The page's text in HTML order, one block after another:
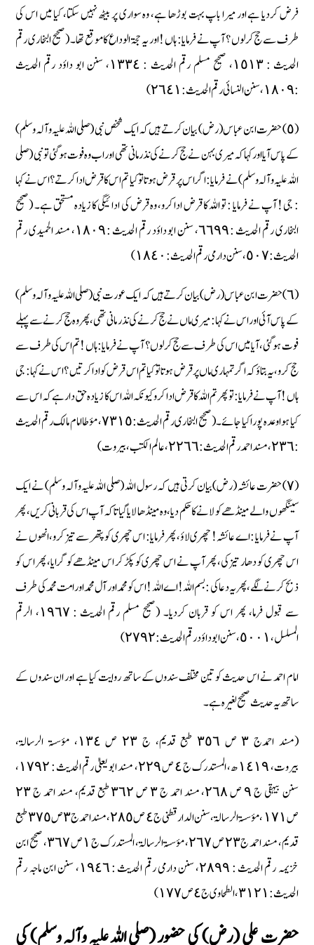
فرض کردیا ہے اور میرا باپ بہت بوڑھا ہے، وہ سواری پر بیٹھ نہیں سکتا، کیا میں اس کی
طرف سے حج کرلوں ؟ آپ نے فرمایا : ہاں ! اور یہ حجۃ الوداع کا موقع تھا۔ ( صحیح البخاری رقم
الحدیث : ١٥١٣، صحیح مسلم رقم الحدیث : ١٣٣٤، سنن ابو داؤد رقم الحدیث
: ١٨٠٩، سنن النسائی رقم الحدیث : ٢٦٤١ )
(٥) حضرت ابن عباس (رض) بیان کرتے ہیں کہ ایک شخص نبی (صلی اللہ علیہ وآلہ وسلم)
کے پاس آیا اور کہا کہ میری بہن نے حج کرنے کی نذر مانی تھی اور اب وہ فوت ہوگئی تو نبی (صلی
اللہ علیہ وآلہ وسلم) نے فرمایا : اگر اس پر قرض ہوتا تو کیا تم اس کا قرض ادا کرتے ؟ اس نے کہا
: جی ! آپ نے فرمایا : تو اللہ کا قرض ادا کرو، وہ قرض کی ادائیگی کا زیادہ مستحق ہے۔ (صحیح
البخاری رقم الحدیث : ٦٦٩٩، سنن ابو داؤد رقم الحدیث : ١٨٠٩، مسند الحمیدی رقم
الحدیث : ٥٠٧، سنن دارمی رقم الحدیث : ١٨٤٠ )
(٦) حضرت ابن عباس (رض) بیان کرتے ہیں کہ ایک عورت نبی (صلی اللہ علیہ وآلہ وسلم)
کے پاس آئی اور اس نے کہا : میری ماں نے حج کرنے کی نذر مانی تھی، پھر وہ حج کرنے سے پہلے
فوت ہوگئی، آیا میں اس کی طرف سے حج کرلوں ؟ آپ نے فرمایا : ہاں ! تم اس کی طرف سے
حج کرو، یہ بتاؤ کہ اگر تمہاری ماں پر قرض ہوتا تو کیا تم اس قرض کو ادا کرتیں ؟ اس نے کہا : جی
ہاں ! آپ نے فرمایا : تو پھر تم اللہ کا قرض ادا کرو کیونکہ اللہ اس کا زیادہ حق دار ہے کہ اس سے
کیا ہوا وعدہ پورا کیا جائے۔ ( صحیح البخاری رقم الحدیث : ٧٣١٥، مؤطا امام مالک رقم الحدیث
: ٢٣٦، مسند احمد رقم الحدیث : ٢٢٦٦، عالم الکتب، بیروت)
(٧) حضرت عائشہ (رض) بیان کرتی ہیں کہ رسول اللہ (صلی اللہ علیہ وآلہ وسلم) نے ایک
سینگھوں والے مینڈھے کو لانے کا حکم دیا، وہ مینڈھا لایا گیا تاکہ آپ اس کی قربانی کریں، پھر
آپ نے فرمایا : اے عائشہ ! چھری لاؤ، پھر فرمایا : اس چھری کو پتھر سے تیز کرو، انھوں نے
اس چھری کو دھار تیز کی، پھر آپ نے اس چھری کو پکڑ کر اس مینڈھے کو گرایا، پھر اس کو
ذبح کرنے لگے، پھر یہ دعا کی : بسم اللہ ! اے اللہ ! اس کو محمد اور آل محمد اور امت محمد کی طرف
سے قبول فرما، پھر اس کو قربان کردیا۔ (صحیح مسلم رقم الحدیث : ١٩٦٧، الرقم
المسلسل، ٥٠٠١، سنن ابو داؤد رقم الحدیث : ٢٧٩٢)
امام احمد نے اس حدیث کو تین مختلف سندوں کے ساتھ روایت کیا ہے اور ان سندوں کے
ساتھ یہ حدیث صحیح لغیرہ ہے۔
(مسند احمدج ٣ ص ٣٥٦ طبع قدیم، ج ٢٣ ص ١٣٤، مؤسسۃ الرسالۃ،
بیروت، ١٤١٩ ھ، المستدرک ج ٤ ص ٢٢٩، مسند ابو یعلیٰ رقم الحدیث : ١٧٩٢،
سنن بیہقی ج ٩ ص ٢٦٨، مسند احمد ج ٣ ص ٣٦٢ طبع قدیم، مسند احمد ج ٢٣
ص ١٧١، مؤسسۃ الرسالۃ، سنن الدار قطنی ج ٤ ص ٢٨٥، مسند احمد ج ٣ ص ٣٧٥ طبع
قدیم، مسند احمد ج ٢٣ ص ٢٦٧، مؤسسۃ الرسالۃ، المستدرک ج ١ ص ٣٦٧، صحیح ابن
خزیمہ رقم الحدیث : ٢٨٩٩، سنن دارمی رقم الحدیث : ١٩٤٦، سنن ابن ماجہ رقم
الحدیث : ٣١٢١، الطحاوی ج ٤ ص ١٧٧)
حضرت علی (رض) کی حضور (صلی اللہ علیہ وآلہ وسلم) کی